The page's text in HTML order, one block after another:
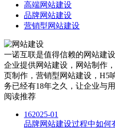
高端网站建设
品牌网站建设
营销型网站建设
一诺互联是值得信赖的网站建
企业提供网站建设，网站制作
页制作，营销型网站建设，H5
务已经有18年之久，让企业与
阅读推荐
162025-01
品牌网站建设过程中如何